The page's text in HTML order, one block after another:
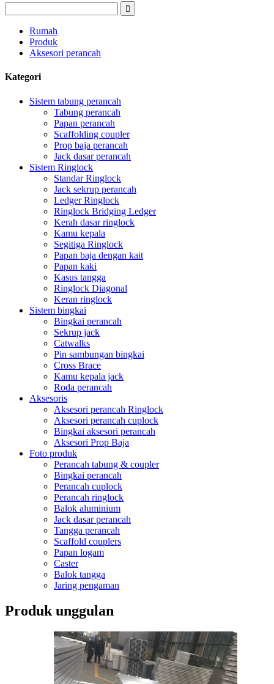
Rumah
Produk
Aksesori perancah
Kategori
Sistem tabung perancah
Tabung perancah
Papan perancah
Scaffolding coupler
Prop baja perancah
Jack dasar perancah
Sistem Ringlock
Standar Ringlock
Jack sekrup perancah
Ledger Ringlock
Ringlock Bridging Ledger
Kerah dasar ringlock
Kamu kepala
Segitiga Ringlock
Papan baja dengan kait
Papan kaki
Kasus tangga
Ringlock Diagonal
Keran ringlock
Sistem bingkai
Bingkai perancah
Sekrup jack
Catwalks
Pin sambungan bingkai
Cross Brace
Kamu kepala jack
Roda perancah
Aksesoris
Aksesori perancah Ringlock
Aksesori perancah cuplock
Bingkai aksesori perancah
Aksesori Prop Baja
Foto produk
Perancah tabung & coupler
Bingkai perancah
Perancah cuplock
Perancah ringlock
Balok aluminium
Jack dasar perancah
Tangga perancah
Scaffold couplers
Papan logam
Caster
Balok tangga
Jaring pengaman
Produk unggulan